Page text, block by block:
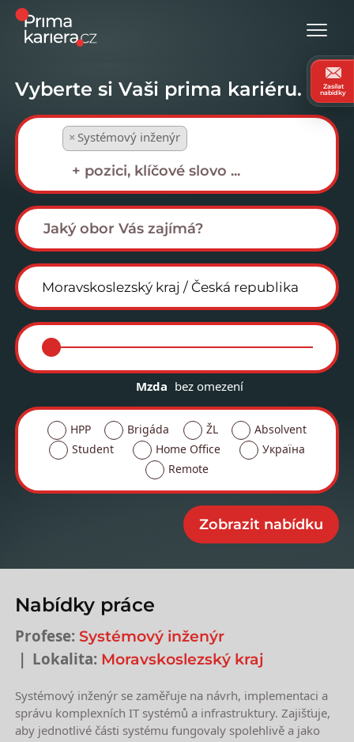
Vyberte si Vaši prima kariéru.
× Systémový inženýr
Mzda bez omezení
HPP Brigáda ŽL
Absolvent
Student
Home Office
Україна
Remote
Nabídky práce
Profese: Systémový inženýr
Lokalita: Moravskoslezský kraj
Systémový inženýr se zaměřuje na návrh, implementaci a
správu komplexních IT systémů a infrastruktury. Zajišťuje,
aby jednotlivé části systému fungovaly spolehlivě a jako
Zasílat
nabídky